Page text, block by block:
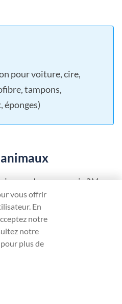
pour voiture, cire,
tampons,
éponges)
de compagnie ? Vous
toilettage d'animaux
compagnie comprend
des ongles, le brossage
poils. Chaque animal a
à vous, en tant que
vous offrir
En
notre
notre
pour plus de